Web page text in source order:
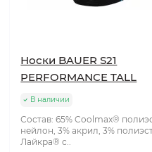
Носки BAUER S21
PERFORMANCE TALL
В наличии
Состав: 65% Coolmax®
нейлон, 3% акрил, 3%
Лайкра® с..